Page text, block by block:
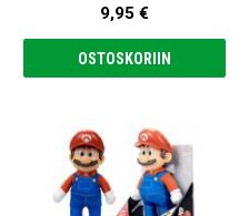
9,95 €
OSTOSKORIIN